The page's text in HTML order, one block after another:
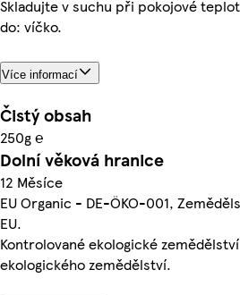
Skladujte v suchu při pokojové
do: víčko.
Více informací
Čistý obsah
250g ℮
Dolní věková hranice
12 Měsíce
EU Organic - DE-ÖKO-001,
EU.
Kontrolované ekologické
ekologického zemědělství.